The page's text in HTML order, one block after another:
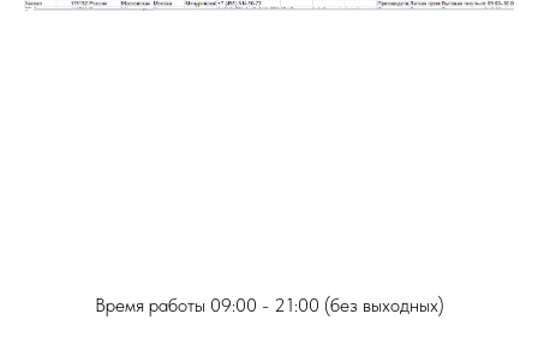
Время работы 09:00 - 21:00 (без выходных)